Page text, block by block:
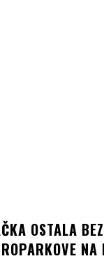
OSTALA
NA